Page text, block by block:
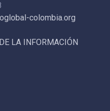
colombia.org
LA INFORMACIÓN